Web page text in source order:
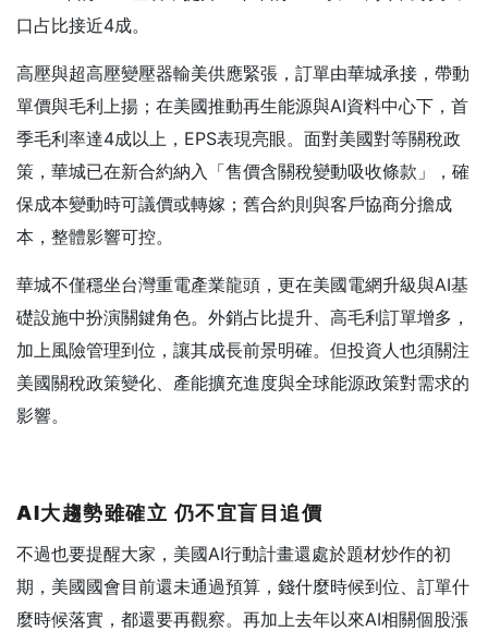
口占比接近4成。
高壓與超高壓變壓器輸美供應緊張，訂單由華城承接，帶動
單價與毛利上揚；在美國推動再生能源與AI資料中心下，首
季毛利率達4成以上，EPS表現亮眼。面對美國對等關稅政
策，華城已在新合約納入「售價含關稅變動吸收條款」，確
保成本變動時可議價或轉嫁；舊合約則與客戶協商分擔成
本，整體影響可控。
華城不僅穩坐台灣重電產業龍頭，更在美國電網升級與AI基
礎設施中扮演關鍵角色。外銷占比提升、高毛利訂單增多，
加上風險管理到位，讓其成長前景明確。但投資人也須關注
美國關稅政策變化、產能擴充進度與全球能源政策對需求的
影響。
AI大趨勢雖確立 仍不宜盲目追價
不過也要提醒大家，美國AI行動計畫還處於題材炒作的初
期，美國國會目前還未通過預算，錢什麼時候到位、訂單什
麼時候落實，都還要再觀察。再加上去年以來AI相關個股漲